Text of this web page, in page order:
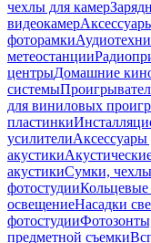
чехлы для камер
видеокамер
фоторамки
метеостанции
центрыДомашние
системы
для виниловых
пластинки
усилителиАксессуары
акустики
акустикиСумки,
фотостудии
освещениеНасадки
фотостудии
предметной съемки